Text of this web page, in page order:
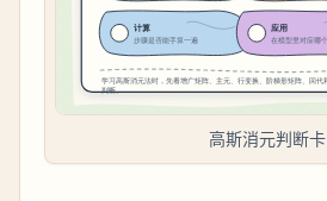
高斯消元判断卡